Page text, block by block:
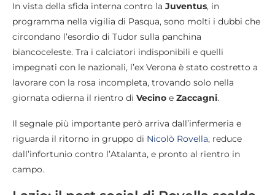
In vista della sfida interna contro la Juventus, in
programma nella vigilia di Pasqua, sono molti i dubbi che
circondano l’esordio di Tudor sulla panchina
biancoceleste. Tra i calciatori indisponibili e quelli
impegnati con le nazionali, l’ex Verona è stato costretto a
lavorare con la rosa incompleta, trovando solo nella
giornata odierna il rientro di Vecino e Zaccagni.
Il segnale più importante però arriva dall’infermeria e
riguarda il ritorno in gruppo di Nicolò Rovella, reduce
dall’infortunio contro l’Atalanta, e pronto al rientro in
campo.